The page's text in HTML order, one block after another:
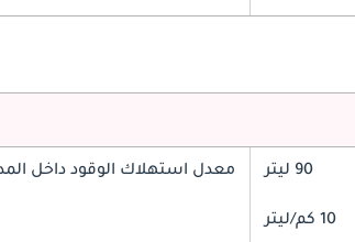
90 ليتر معدل استهلاك الوقود داخل
10 كم/ليتر